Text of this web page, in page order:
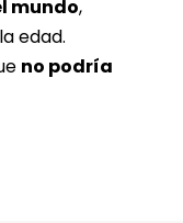
mundo,
edad.
no podría